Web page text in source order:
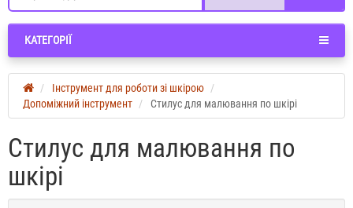
КАТЕГОРІЇ
Інструмент для роботи зі шкірою
Допоміжний інструмент
Стилус для малювання по шкірі
Стилус для малювання по
шкірі